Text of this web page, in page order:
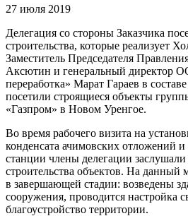
27 июля 2019
Делегация со стороны Заказчика
строительства, которые реализует
Заместитель Председателя
Аксютин и генеральный директор
переработка» Марат Гараев в
посетили строящиеся объекты
«Газпром» в Новом Уренгое.
Во время рабочего визита на
конденсата ачимовских отложений
станции члены делегации заслушали
строительства объектов. На данный
в завершающей стадии: возведены
сооружения, проводится настройка
благоустройство территории.